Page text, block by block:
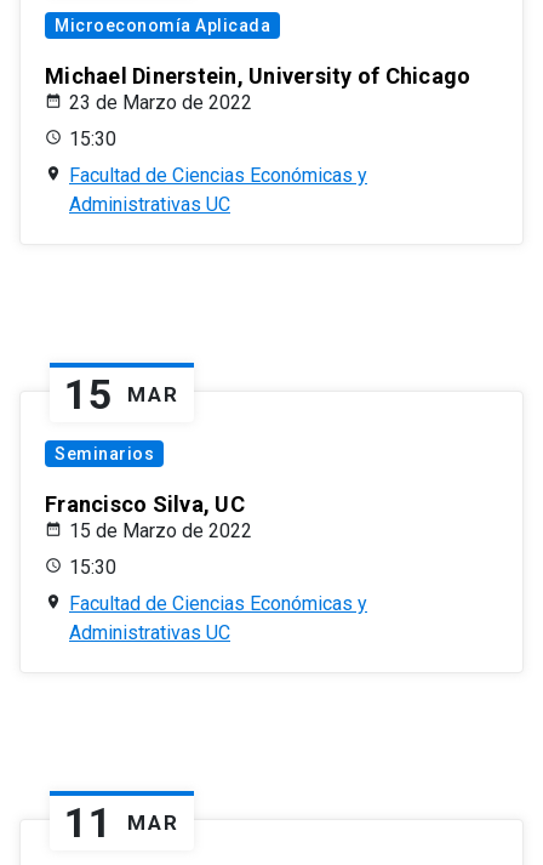
Microeconomía Aplicada
Michael Dinerstein, University of Chicago
23 de Marzo de 2022
15:30
Facultad de Ciencias Económicas y
Administrativas UC
15 MAR
Seminarios
Francisco Silva, UC
15 de Marzo de 2022
15:30
Facultad de Ciencias Económicas y
Administrativas UC
11 MAR